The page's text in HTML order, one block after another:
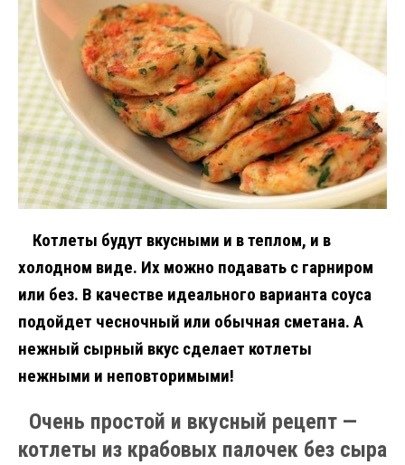
Котлеты будут вкусными и в теплом, и в
холодном виде. Их можно подавать с гарниром
или без. В качестве идеального варианта соуса
подойдет чесночный или обычная сметана. А
нежный сырный вкус сделает котлеты
нежными и неповторимыми!
Очень простой и вкусный рецепт —
котлеты из крабовых палочек без сыра